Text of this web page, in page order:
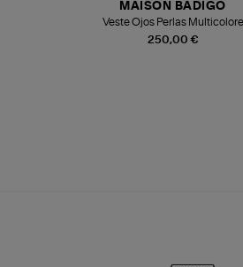
250,00 €
MAISON BADIGO
Veste Ojos Perlas Multicolore